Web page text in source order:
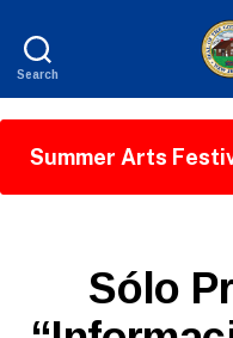
Search
Summer Arts
CategoriesSólo